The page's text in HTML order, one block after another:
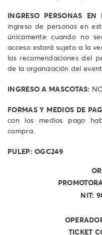
INGRESO PERSONAS
ingreso de personas en
únicamente cuando no
acceso estará sujeto a la
las recomendaciones del
de la organización del
INGRESO A MASCOTAS:
FORMAS Y MEDIOS DE
con los medios pago
compra.
PULEP: OGC249
NIT:
TICKET